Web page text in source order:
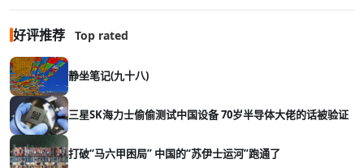
好评推荐 Top rated
静坐笔记(九十八)
三星SK海力士偷偷测试中国设备 70岁半导体大佬的话被验证
打破“马六甲困局” 中国的“苏伊士运河”跑通了